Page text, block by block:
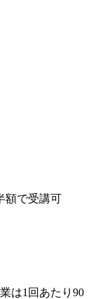
額で受講可
は1回あたり90